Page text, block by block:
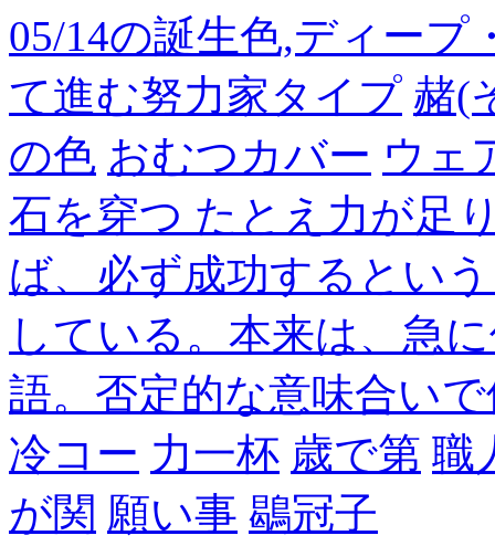
05/14の誕生色,ディー
て進む努力家タイプ 赭(
の色 おむつカバー ウェ
石を穿つ たとえ力が足
ば、必ず成功するとい
している。本来は、急
語。否定的な意味合い
冷コー 力一杯 歳で第 職
が関 願い事 鶡冠子